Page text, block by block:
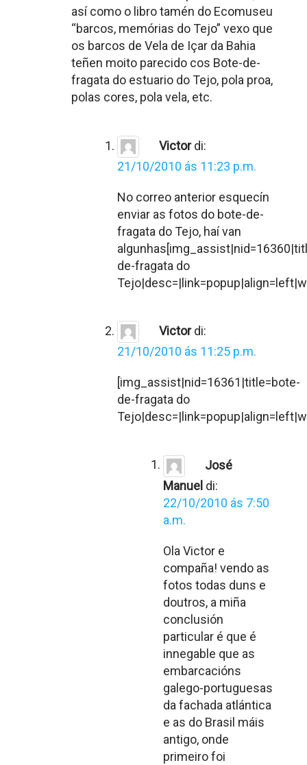
así como o libro tamén do Ecomuseu
“barcos, memórias do Tejo” vexo que
os barcos de Vela de Içar da Bahia
teñen moito parecido cos Bote-de-
fragata do estuario do Tejo, pola proa,
polas cores, pola vela, etc.
Victor di:
21/10/2010 ás 11:23 p.m.
No correo anterior esquecín
enviar as fotos do bote-de-
fragata do Tejo, haí van
de-fragata do
Victor di:
21/10/2010 ás 11:25 p.m.
[img_assist|nid=16361|title=bote-
de-fragata do
José
Manuel di:
22/10/2010 ás 7:50
a.m.
Ola Victor e
compaña! vendo as
fotos todas duns e
doutros, a miña
conclusión
particular é que é
innegable que as
embarcacións
galego-portuguesas
da fachada atlántica
e as do Brasil máis
antigo, onde
primeiro foi